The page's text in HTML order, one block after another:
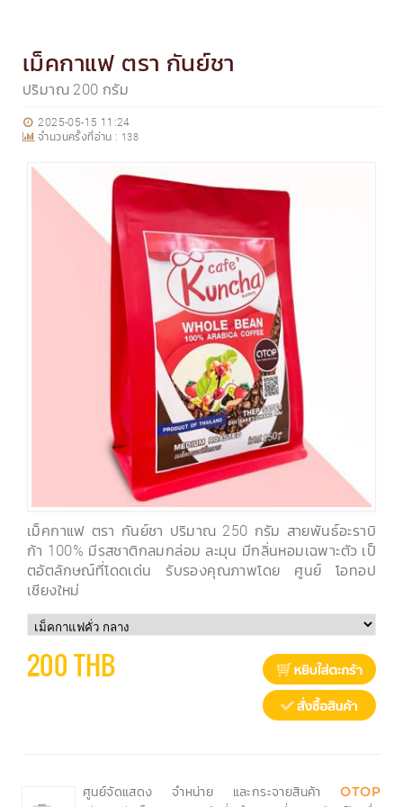
เม็คกาแฟ ตรา กันย์ชา
ปริมาณ 200 กรัม
2025-05-15 11:24
จำนวนครั้งที่อ่าน : 138
เม็คกาแฟ ตรา กันย์ชา ปริมาณ 250 กรัม สายพันธ์อะราบิ
ก้า 100% มีรสชาติกลมกล่อม ละมุน มีกลิ่นหอมเฉพาะตัว เป็
ตอัตลักษณ์ที่โดดเด่น รับรองคุณภาพโดย ศูนย์ โอทอป
เชียงใหม่
200 THB
ศูนย์จัดแสดง จำหน่าย และกระจายสินค้าOTOP